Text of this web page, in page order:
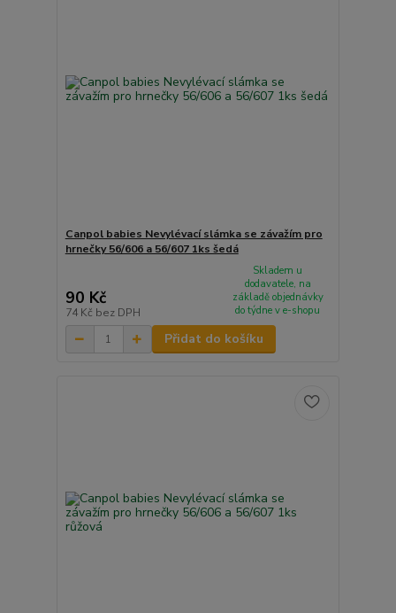
Canpol babies Nevylévací slámka se závažím pro
hrnečky 56/606 a 56/607 1ks šedá
90 Kč
74 Kč bez DPH
Skladem u
dodavatele, na
základě objednávky
do týdne v e-shopu
Přidat do košíku